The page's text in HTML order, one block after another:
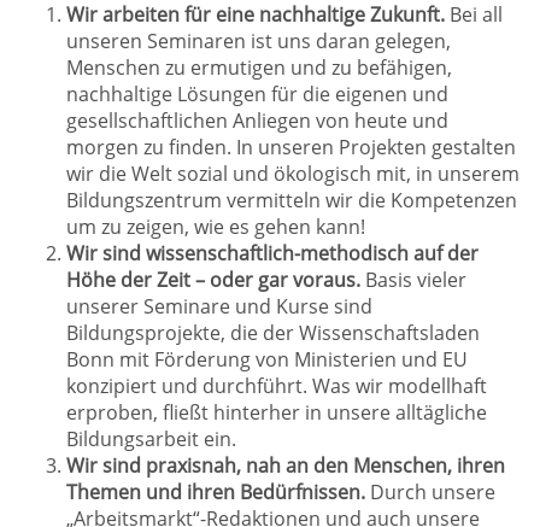
Wir arbeiten für eine nachhaltige Zukunft. Bei all
unseren Seminaren ist uns daran gelegen,
Menschen zu ermutigen und zu befähigen,
nachhaltige Lösungen für die eigenen und
gesellschaftlichen Anliegen von heute und
morgen zu finden. In unseren Projekten gestalten
wir die Welt sozial und ökologisch mit, in unserem
Bildungszentrum vermitteln wir die Kompetenzen
um zu zeigen, wie es gehen kann!
Wir sind wissenschaftlich-methodisch auf der
Höhe der Zeit – oder gar voraus. Basis vieler
unserer Seminare und Kurse sind
Bildungsprojekte, die der Wissenschaftsladen
Bonn mit Förderung von Ministerien und EU
konzipiert und durchführt. Was wir modellhaft
erproben, fließt hinterher in unsere alltägliche
Bildungsarbeit ein.
Wir sind praxisnah, nah an den Menschen, ihren
Themen und ihren Bedürfnissen. Durch unsere
„Arbeitsmarkt“-Redaktionen und auch unsere